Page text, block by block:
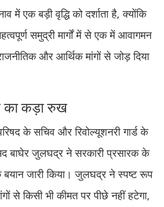
में एक बड़ी वृद्धि को दर्शाता है, क्योंकि
समुद्री मार्गों में से एक में आवागमन
और आर्थिक मांगों से जोड़ दिया
का कड़ा रुख
के सचिव और रिवोल्यूशनरी गार्ड के
बाघेर जुलघद्र ने सरकारी प्रसारक के
जारी किया। जुलघद्र ने स्पष्ट रूप
से किसी भी कीमत पर पीछे नहीं हटेगा,